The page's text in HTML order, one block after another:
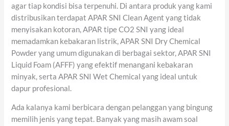
agar tiap kondisi bisa terpenuhi. Di antara produk yang kami
distribusikan terdapat APAR SNI Clean Agent yang tidak
menyisakan kotoran, APAR tipe CO2 SNI yang ideal
memadamkan kebakaran listrik, APAR SNI Dry Chemical
Powder yang umum digunakan di berbagai sektor, APAR SNI
Liquid Foam (AFFF) yang efektif menangani kebakaran
minyak, serta APAR SNI Wet Chemical yang ideal untuk
dapur profesional.
Ada kalanya kami berbicara dengan pelanggan yang bingung
memilih jenis yang tepat. Banyak yang masih awam soal